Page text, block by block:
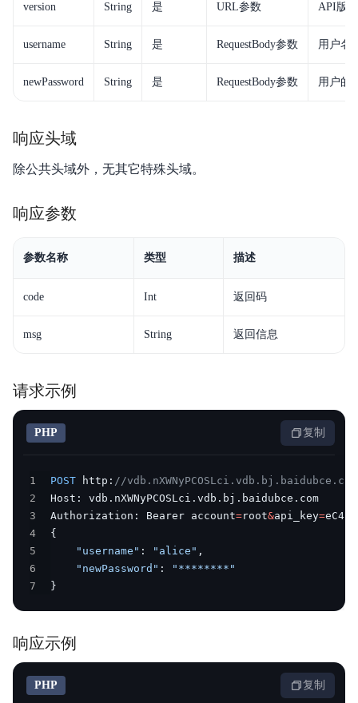
version String 是 URL参数 API版
username String 是 RequestBody参数 用户名
newPassword String 是 RequestBody参数 用户的
响应头域
除公共头域外，无其它特殊头域。
响应参数
参数名称 类型 描述
code Int 返回码
msg String 返回信息
请求示例
PHP 复制
1 POST http : //
2
Host : vdb . nXWNyPCOSLci . vdb . bj . baidubce .
3
Authorization : Bearer account=root&api_key=
4
{
5
"username" : "alice" ,
6
"newPassword" :
"********"
7
}
响应示例
PHP 复制